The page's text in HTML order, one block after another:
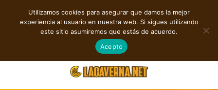
TENDENCIAS
Rock, folk e indie: cuatro estrenos independientes por descubrir
agosto 7, 2026
Utilizamos cookies para asegurar que damos la mejor
experiencia al usuario en nuestra web. Si sigues utilizando
este sitio asumiremos que estás de acuerdo.
Acepto